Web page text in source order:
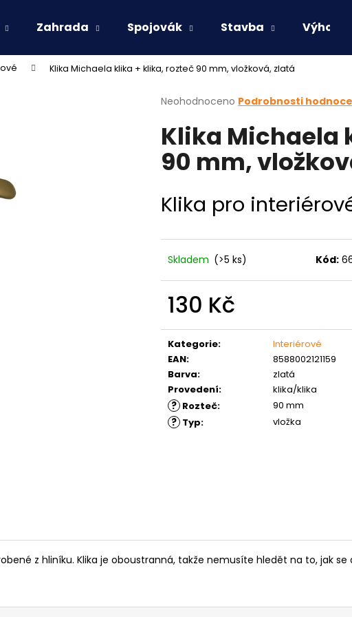
Zahrada Spojovák Stavba
Klika Michaela klika + klika, rozteč 90 mm, vložková, zlatá
Průměrné
produktu
je
0,0
z
Neohodnoceno Podrobnosti
Klika Michaela
90 mm,
Klika pro
Skladem (>5 ks) Kód:
130 Kč
cena:
Kategorie:
Interiérové
EAN:
8588002121159
Barva:
zlatá
Provedení: klika/klika
? Rozteč: 90 mm
? Typ: vložka
z hliníku. Klika je oboustranná, takže nemusíte hledět na to, jak
Co potřebujete najít?
HLEDAT
MATICE ŠESTIHRANNÁ PRODLOUŽENÁ
PODLOŽKA PÉROVÁ
0,10 Kč